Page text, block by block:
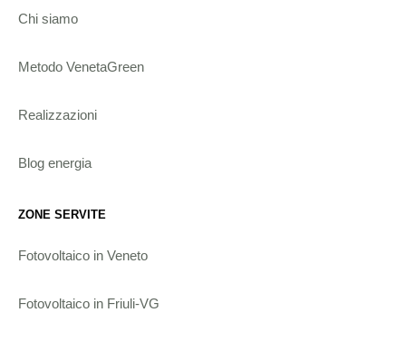
Chi siamo
Metodo VenetaGreen
Realizzazioni
Blog energia
ZONE SERVITE
Fotovoltaico in Veneto
Fotovoltaico in Friuli-VG